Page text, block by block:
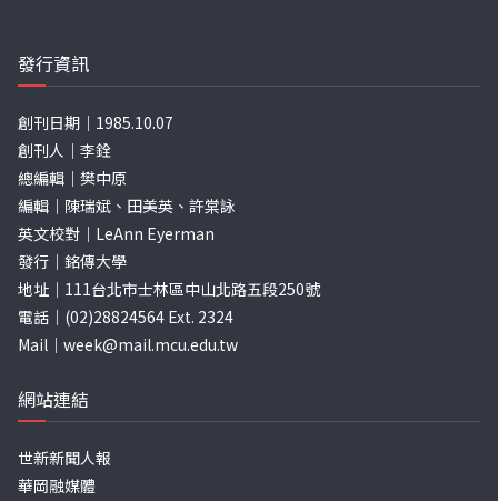
發行資訊
創刊日期｜1985.10.07
創刊人｜李銓
總編輯｜樊中原
編輯｜陳瑞斌、田美英、許棠詠
英文校對｜LeAnn Eyerman
發行｜銘傳大學
地址｜111台北市士林區中山北路五段250號
電話｜(02)28824564 Ext. 2324
Mail｜ week@mail.mcu.edu.tw
網站連結
世新新聞人報
華岡融媒體